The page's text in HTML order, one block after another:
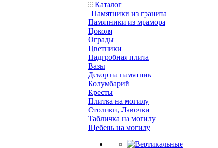
Каталог
Памятники из гранита
Памятники из мрамора
Цоколя
Ограды
Цветники
Надгробная плита
Вазы
Декор на памятник
Колумбарий
Кресты
Плитка на могилу
Столики, Лавочки
Табличка на могилу
Щебень на могилу